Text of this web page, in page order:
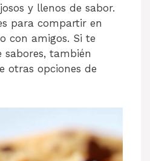
y llenos de sabor.
para compartir en
con amigos. Si te
también
otras opciones de